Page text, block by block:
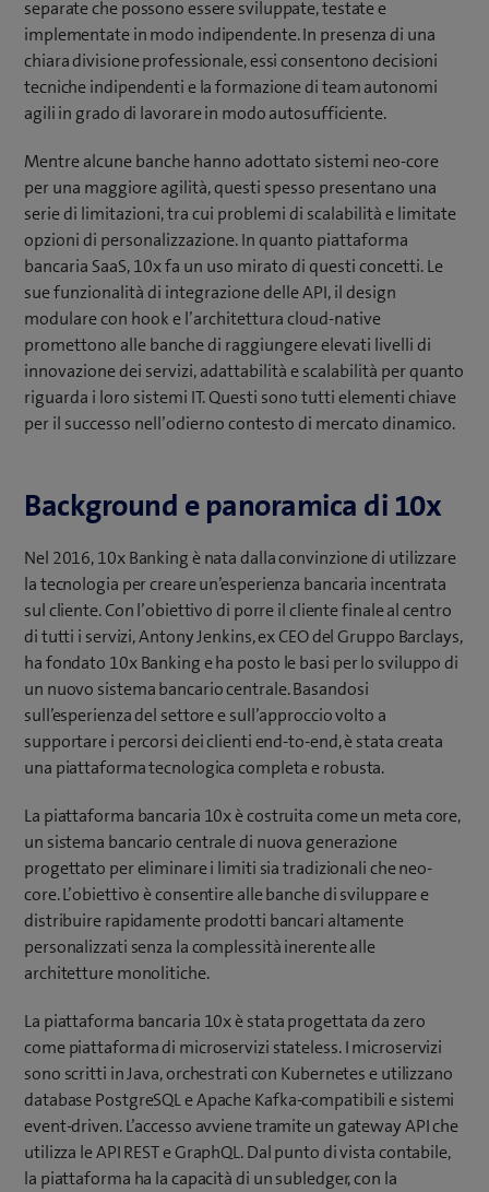
separate che possono essere sviluppate, testate e
implementate in modo indipendente. In presenza di una
chiara divisione professionale, essi consentono decisioni
tecniche indipendenti e la formazione di team autonomi
agili in grado di lavorare in modo autosufficiente.
Mentre alcune banche hanno adottato sistemi neo-core
per una maggiore agilità, questi spesso presentano una
serie di limitazioni, tra cui problemi di scalabilità e limitate
opzioni di personalizzazione. In quanto piattaforma
bancaria SaaS, 10x fa un uso mirato di questi concetti. Le
sue funzionalità di integrazione delle API, il design
modulare con hook e l’architettura cloud-native
promettono alle banche di raggiungere elevati livelli di
innovazione dei servizi, adattabilità e scalabilità per quanto
riguarda i loro sistemi IT. Questi sono tutti elementi chiave
per il successo nell’odierno contesto di mercato dinamico.
Background e panoramica di 10x
Nel 2016, 10x Banking è nata dalla convinzione di utilizzare
la tecnologia per creare un’esperienza bancaria incentrata
sul cliente. Con l’obiettivo di porre il cliente finale al centro
di tutti i servizi, Antony Jenkins, ex CEO del Gruppo Barclays,
ha fondato 10x Banking e ha posto le basi per lo sviluppo di
un nuovo sistema bancario centrale. Basandosi
sull’esperienza del settore e sull’approccio volto a
supportare i percorsi dei clienti end-to-end, è stata creata
una piattaforma tecnologica completa e robusta.
La piattaforma bancaria 10x è costruita come un meta core,
un sistema bancario centrale di nuova generazione
progettato per eliminare i limiti sia tradizionali che neo-
core. L’obiettivo è consentire alle banche di sviluppare e
distribuire rapidamente prodotti bancari altamente
personalizzati senza la complessità inerente alle
architetture monolitiche.
La piattaforma bancaria 10x è stata progettata da zero
come piattaforma di microservizi stateless. I microservizi
sono scritti in Java, orchestrati con Kubernetes e utilizzano
database PostgreSQL e Apache Kafka-compatibili e sistemi
event-driven. L’accesso avviene tramite un gateway API che
utilizza le API REST e GraphQL. Dal punto di vista contabile,
la piattaforma ha la capacità di un subledger, con la